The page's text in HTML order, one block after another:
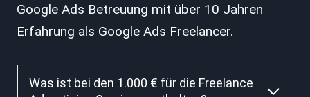
Google Ads Betreuung mit über 10 Jahren
Erfahrung als Google Ads Freelancer.
Was ist bei den 1.000 € für die Freelance